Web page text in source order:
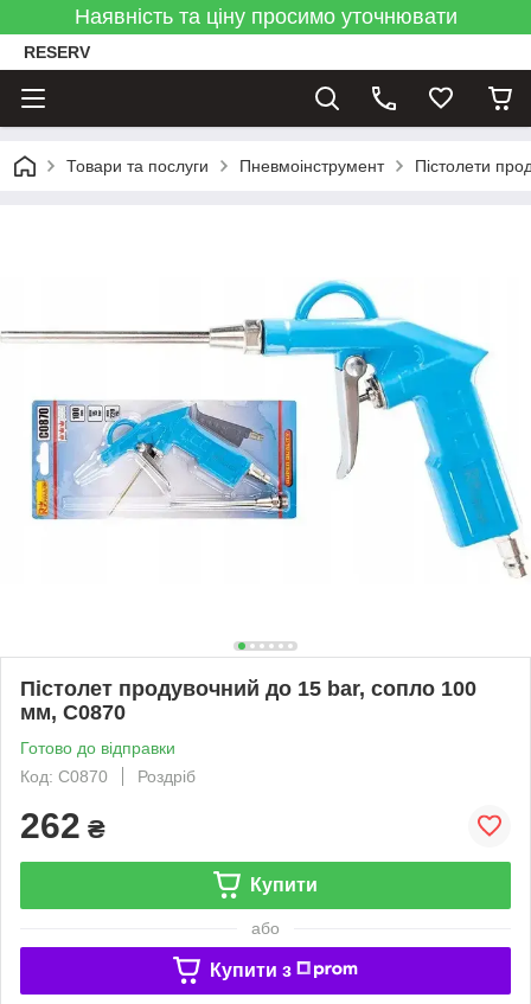
Наявність та ціну просимо уточнювати
RESERV
Товари та послуги Пневмоінструмент Пістолети
Пістолет продувочний до 15 bar, сопло 100
мм, C0870
Готово до відправки
Код: C0870
Роздріб
262 ₴
Купити
або
Купити з